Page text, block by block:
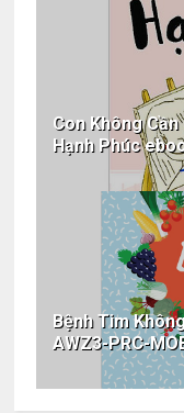
Con Không
Hạnh Phúc
Bệnh Tim
AWZ3-PRC-